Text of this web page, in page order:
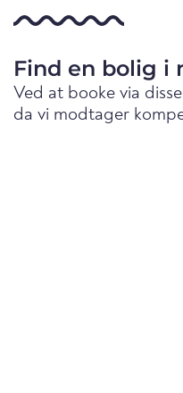
Find en bolig i
Ved at booke via
da vi modtager